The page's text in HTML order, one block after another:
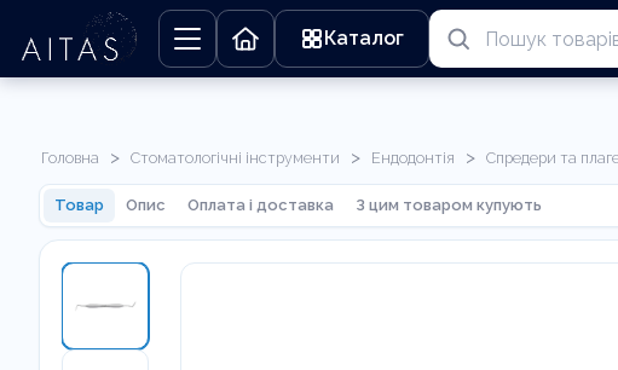
Каталог
Головна > Стоматологічні інструменти > Ендодонтія > Спредери та
Товар Опис Оплата і доставка З цим товаром купують